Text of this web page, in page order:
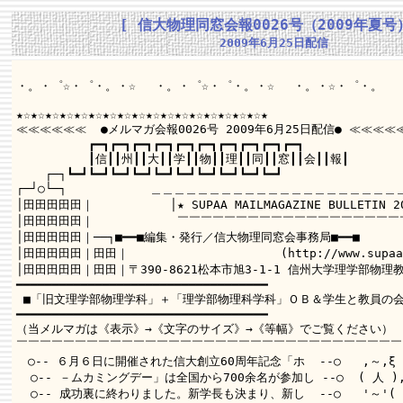
[ 信大物理同窓会報0026号（2009年夏
2009年6月25日配信